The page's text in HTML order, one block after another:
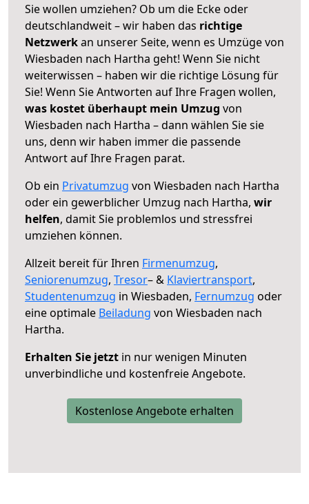
Sie wollen umziehen? Ob um die Ecke oder
deutschlandweit – wir haben das richtige
Netzwerkan unserer Seite, wenn es Umzüge von
Wiesbaden nach Hartha geht! Wenn Sie nicht
weiterwissen – haben wir die richtige Lösung für
Sie! Wenn Sie Antworten auf Ihre Fragen wollen,
was kostet überhaupt mein Umzug von
Wiesbaden nach Hartha – dann wählen Sie sie
uns, denn wir haben immer die passende
Antwort auf Ihre Fragen parat.
Ob ein Privatumzug von Wiesbaden nach Hartha
oder ein gewerblicher Umzug nach Hartha, wir
helfen, damit Sie problemlos und stressfrei
umziehen können.
Allzeit bereit für Ihren Firmenumzug,
Seniorenumzug, Tresor– & Klaviertransport,
Studentenumzug in Wiesbaden, Fernumzug oder
eine optimale Beiladung von Wiesbaden nach
Hartha.
Erhalten Sie jetzt in nur wenigen Minuten
unverbindliche und kostenfreie Angebote.
Kostenlose Angebote erhalten